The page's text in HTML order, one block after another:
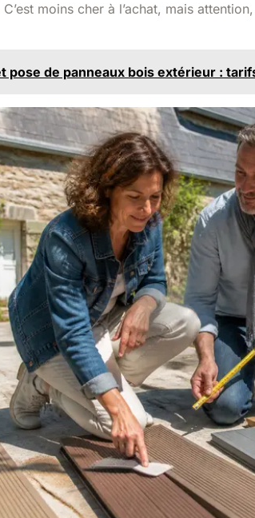
moins cher à l’achat, mais
pose de panneaux bois extérieur :